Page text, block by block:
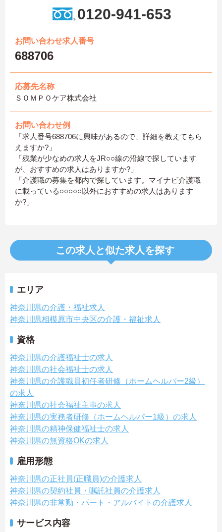
0120-941-653
お問い合わせ求人番号
688706
応募先名称
ＳＯＭＰＯケア株式会社
お問い合わせ例
「求人番号688706に興味があるので、詳細を教えてもら
えますか?」
「残業が少なめの求人をJR○○線の沿線で探しています
が、おすすめの求人はありますか?」
「介護職の募集を都内で探しています。マイナビ介護職
に載っている○○○○○以外におすすめの求人はあります
か?」
この求人と似た求人を探す
エリア
神奈川県の介護・福祉求人
神奈川県相模原市中央区の介護・福祉求人
資格
神奈川県の介護福祉士の求人
神奈川県の社会福祉士の求人
神奈川県の介護職員初任者研修（ホームヘルパー2級）
の求人
神奈川県の社会福祉主事の求人
神奈川県の実務者研修（ホームヘルパー1級）の求人
神奈川県の精神保健福祉士の求人
神奈川県の無資格OKの求人
雇用形態
神奈川県の正社員(正職員)の介護求人
神奈川県の契約社員・嘱託社員の介護求人
神奈川県の非常勤・パート・アルバイトの介護求人
サービス内容